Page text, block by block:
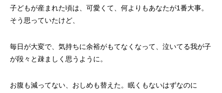
子どもが産まれた頃は、可愛くて、何よりもあなたが1番大事。
そう思っていたけど、
毎日が大変で、気持ちに余裕がもてなくなって、泣いてる我が子
が段々と疎ましく思うように。
お腹も減ってない、おしめも替えた。眠くもないはずなのに